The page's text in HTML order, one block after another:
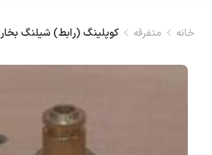
خانه متفرقه کوپلینگ (رابط) شیلنگ